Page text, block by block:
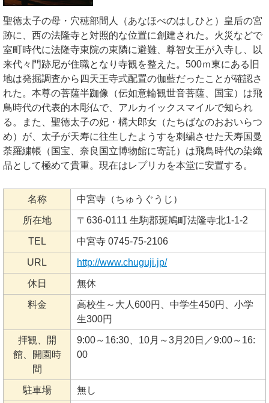
聖徳太子の母・穴穂部間人（あなほべのはしひと）皇后の宮
跡に、西の法隆寺と対照的な位置に創建された。火災などで
室町時代に法隆寺東院の東隣に避難、尊智女王が入寺し、以
来代々門跡尼が住職となり寺観を整えた。500ｍ東にある旧
地は発掘調査から四天王寺式配置の伽藍だったことが確認さ
れた。本尊の菩薩半跏像（伝如意輪観世音菩薩、国宝）は飛
鳥時代の代表的木彫仏で、アルカイックスマイルで知られ
る。また、聖徳太子の妃・橘大郎女（たちばなのおおいらつ
め）が、太子が天寿に往生したようすを刺繍させた天寿国曼
荼羅繍帳（国宝、奈良国立博物館に寄託）は飛鳥時代の染織
品として極めて貴重。現在はレプリカを本堂に安置する。
名称 中宮寺（ちゅうぐうじ）
所在地 〒636-0111 生駒郡斑鳩町法隆寺北1-1-2
TEL 中宮寺 0745-75-2106
URL http://www.chuguji.jp/
休日 無休
料金
高校生～大人600円、中学生450円、小学
生300円
拝観、開
館、開園時
間
9:00～16:30、10月～3月20日／9:00～16:
00
駐車場 無し